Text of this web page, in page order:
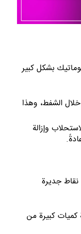
بشكل كبير
الشفط، وهذا
وإزالة
نقاط جديرة
كميات كبيرة من